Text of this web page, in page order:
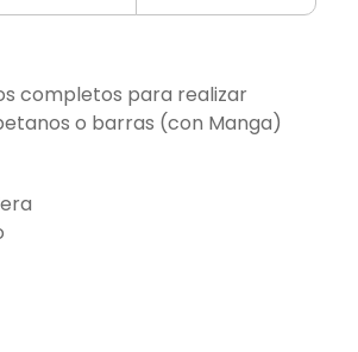
completos para realizar
o barras (con Manga)